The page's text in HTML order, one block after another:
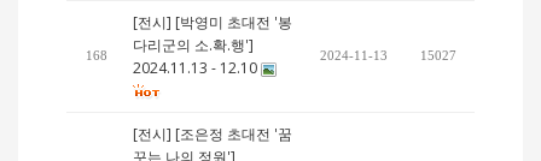
168
[전시] [박영미 초대전 '봉
다리군의 소.확.행']
2024.11.13 - 12.10
2024-11-13 15027
[전시] [조은정 초대전 '꿈
꾸는 나의 정원']